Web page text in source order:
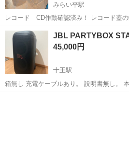
みらい平駅
レコード CD作動確認済み！ レコード蓋の
茨城 つくばみらい市
JBL PARTYBOX
45,000円
十王駅
箱無し 充電ケーブルあり。 説明書無し。 本体
り。※写真 他に多少の傷あり。 音は問題なく出ます。繋がります。